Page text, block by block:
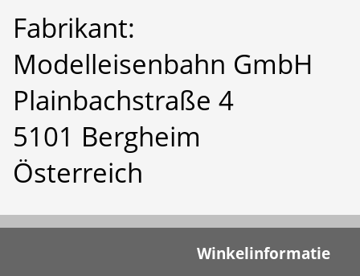
Fabrikant:
Modelleisenbahn GmbH
Plainbachstraße 4
5101 Bergheim
Österreich
Winkelinformatie